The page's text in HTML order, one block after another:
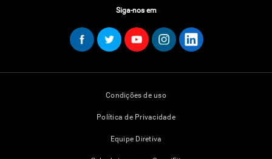
Siga-nos em
Condições de uso
Política de Privacidade
Equipe Diretiva